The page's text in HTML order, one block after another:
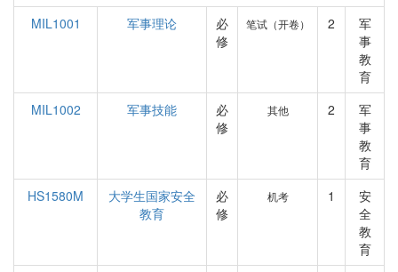
MIL1001 军事理论
必
修
笔试（开卷） 2
军
事
教
育
MIL1002
军事技能
必
修
其他 2
军
事
教
育
HS1580M
大学生国家安全
教育
必
修
机考 1
安
全
教
育